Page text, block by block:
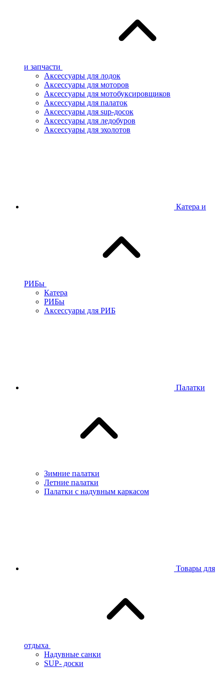
и запчасти
Аксессуары для лодок
Аксессуары для моторов
Аксессуары для мотобуксировщиков
Аксессуары для палаток
Аксессуары для sup-досок
Аксессуары для ледобуров
Аксессуары для эхолотов
Катера и
РИБы
Катера
РИБы
Аксессуары для РИБ
Палатки
Зимние палатки
Летние палатки
Палатки с надувным каркасом
Товары для
отдыха
Надувные санки
SUP- доски